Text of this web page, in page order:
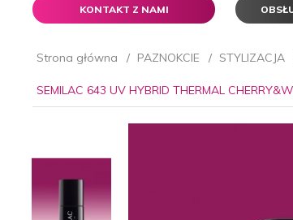
KONTAKT Z NAMI
Strona główna PAZNOKCIE STYLIZACJA
SEMILAC 643 UV HYBRID THERMAL